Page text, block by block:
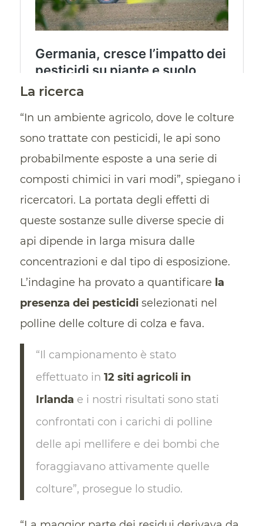
La ricerca
“In un ambiente agricolo, dove le colture
sono trattate con pesticidi, le api sono
probabilmente esposte a una serie di
composti chimici in vari modi”, spiegano i
ricercatori. La portata degli effetti di
queste sostanze sulle diverse specie di
api dipende in larga misura dalle
concentrazioni e dal tipo di esposizione.
L’indagine ha provato a quantificare la
presenza dei pesticidiselezionati nel
polline delle colture di colza e fava.
“Il campionamento è stato
effettuato in 12 siti agricoli in
Irlanda e i nostri risultati sono stati
confrontati con i carichi di polline
delle api mellifere e dei bombi che
foraggiavano attivamente quelle
colture”, prosegue lo studio.